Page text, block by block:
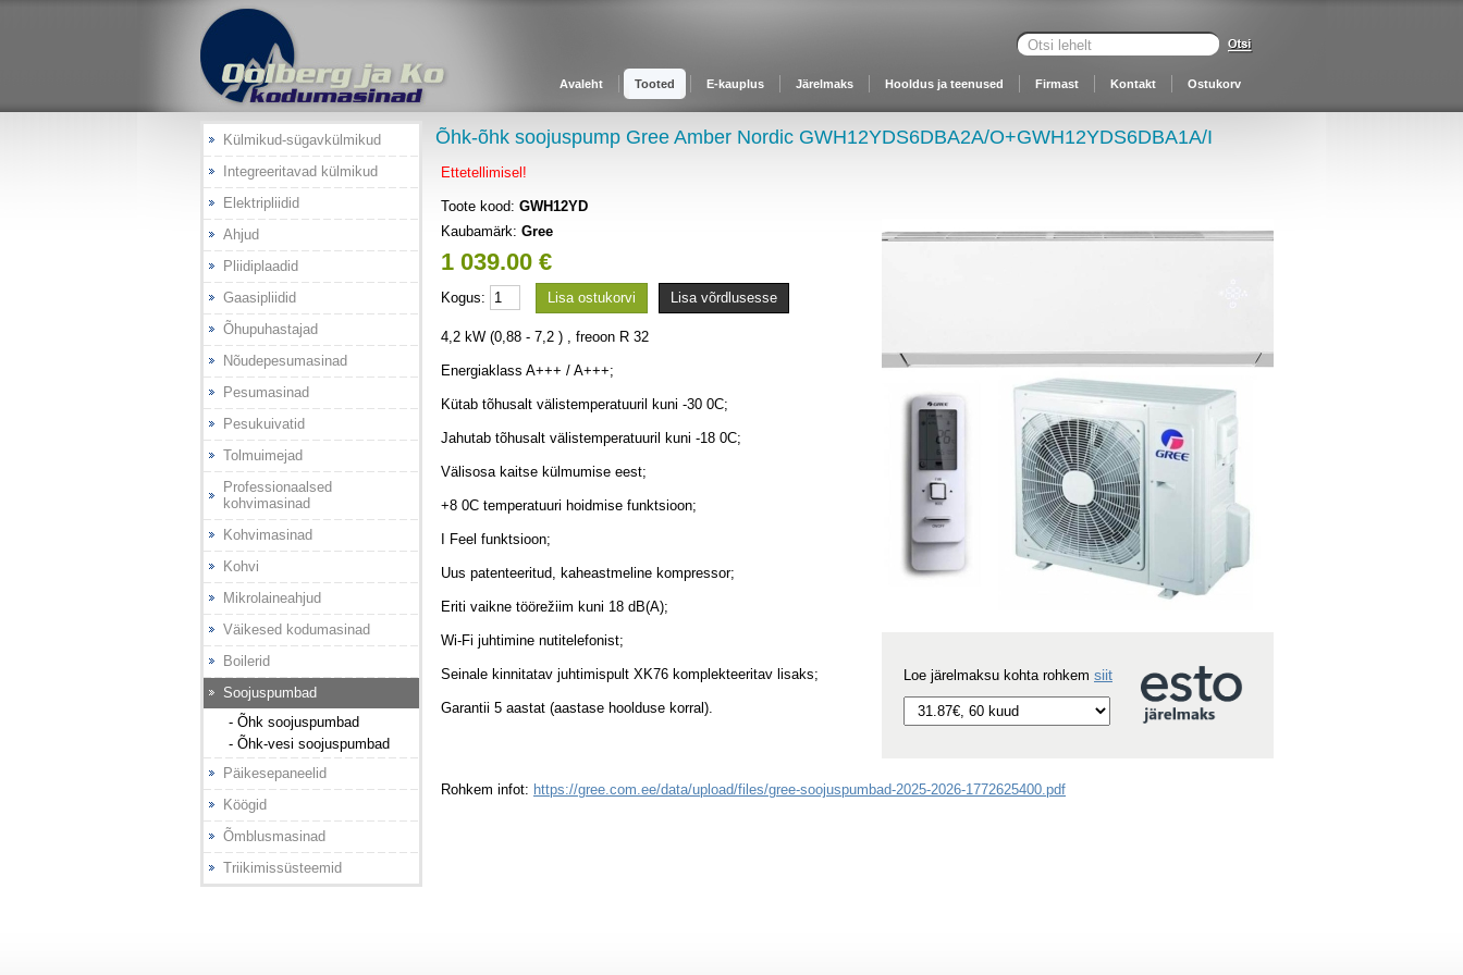
Avaleht Tooted E-kauplus Järelmaks Hooldus ja teenused Firmast Kontakt Ostukorv
Külmikud-sügavkülmikud
Integreeritavad külmikud
Elektripliidid
Ahjud
Pliidiplaadid
Gaasipliidid
Õhupuhastajad
Nõudepesumasinad
Pesumasinad
Pesukuivatid
Tolmuimejad
Professionaalsed
kohvimasinad
Kohvimasinad
Kohvi
Mikrolaineahjud
Väikesed kodumasinad
Boilerid
Soojuspumbad
- Õhk soojuspumbad
- Õhk-vesi soojuspumbad
Päikesepaneelid
Köögid
Õmblusmasinad
Triikimissüsteemid
Õhk-õhk soojuspump Gree Amber Nordic GWH12YDS6DBA2A/O+GWH12YDS6DBA1A/I
Ettetellimisel!
Toote kood: GWH12YD
Kaubamärk: Gree
1 039.00 €
Kogus: Lisa ostukorvi Lisa võrdlusesse
4,2 kW (0,88 - 7,2 ) , freoon R 32
Energiaklass A+++ / A+++;
Kütab tõhusalt välistemperatuuril kuni -30 0C;
Jahutab tõhusalt välistemperatuuril kuni -18 0C;
Välisosa kaitse külmumise eest;
+8 0C temperatuuri hoidmise funktsioon;
I Feel funktsioon;
Uus patenteeritud, kaheastmeline kompressor;
Eriti vaikne töörežiim kuni 18 dB(A);
Wi-Fi juhtimine nutitelefonist;
Seinale kinnitatav juhtimispult XK76 komplekteeritav lisaks;
Garantii 5 aastat (aastase hoolduse korral).
Loe järelmaksu kohta rohkem siit
Rohkem infot: https://gree.com.ee/data/upload/files/gree-soojuspumbad-2025-2026-1772625400.pdf